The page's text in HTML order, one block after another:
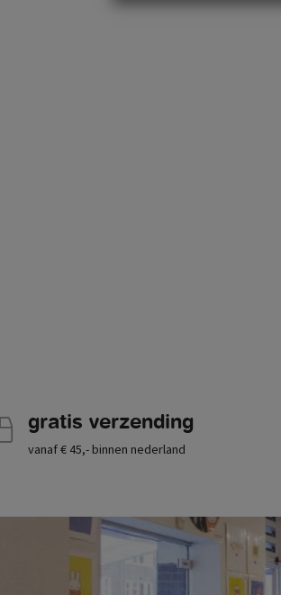
gratis verzending
vanaf € 45,- binnen nederland